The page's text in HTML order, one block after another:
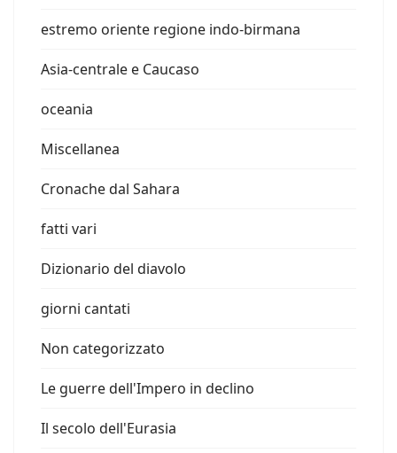
estremo oriente regione indo-birmana
Asia-centrale e Caucaso
oceania
Miscellanea
Cronache dal Sahara
fatti vari
Dizionario del diavolo
giorni cantati
Non categorizzato
Le guerre dell'Impero in declino
Il secolo dell'Eurasia